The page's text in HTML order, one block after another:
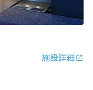
施設詳細